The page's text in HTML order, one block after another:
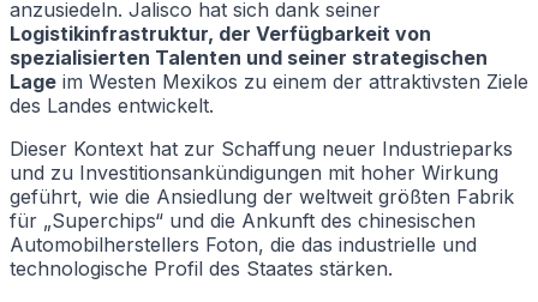
anzusiedeln. Jalisco hat sich dank seiner
Logistikinfrastruktur, der Verfügbarkeit von
spezialisierten Talenten und seiner strategischen
Lage im Westen Mexikos zu einem der attraktivsten Ziele
des Landes entwickelt.
Dieser Kontext hat zur Schaffung neuer Industrieparks
und zu Investitionsankündigungen mit hoher Wirkung
geführt, wie die Ansiedlung der weltweit größten Fabrik
für „Superchips“ und die Ankunft des chinesischen
Automobilherstellers Foton, die das industrielle und
technologische Profil des Staates stärken.